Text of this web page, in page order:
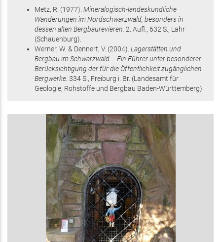
Metz, R. (1977). Mineralogisch-landeskundliche
Wanderungen im Nordschwarzwald, besonders in
dessen alten Bergbaurevieren. 2. Aufl., 632 S., Lahr
(Schauenburg).
Werner, W. & Dennert, V. (2004). Lagerstätten und
Bergbau im Schwarzwald – Ein Führer unter besonderer
Berücksichtigung der für die Öffentlichkeit zugänglichen
Bergwerke. 334 S., Freiburg i. Br. (Landesamt für
Geologie, Rohstoffe und Bergbau Baden-Württemberg).